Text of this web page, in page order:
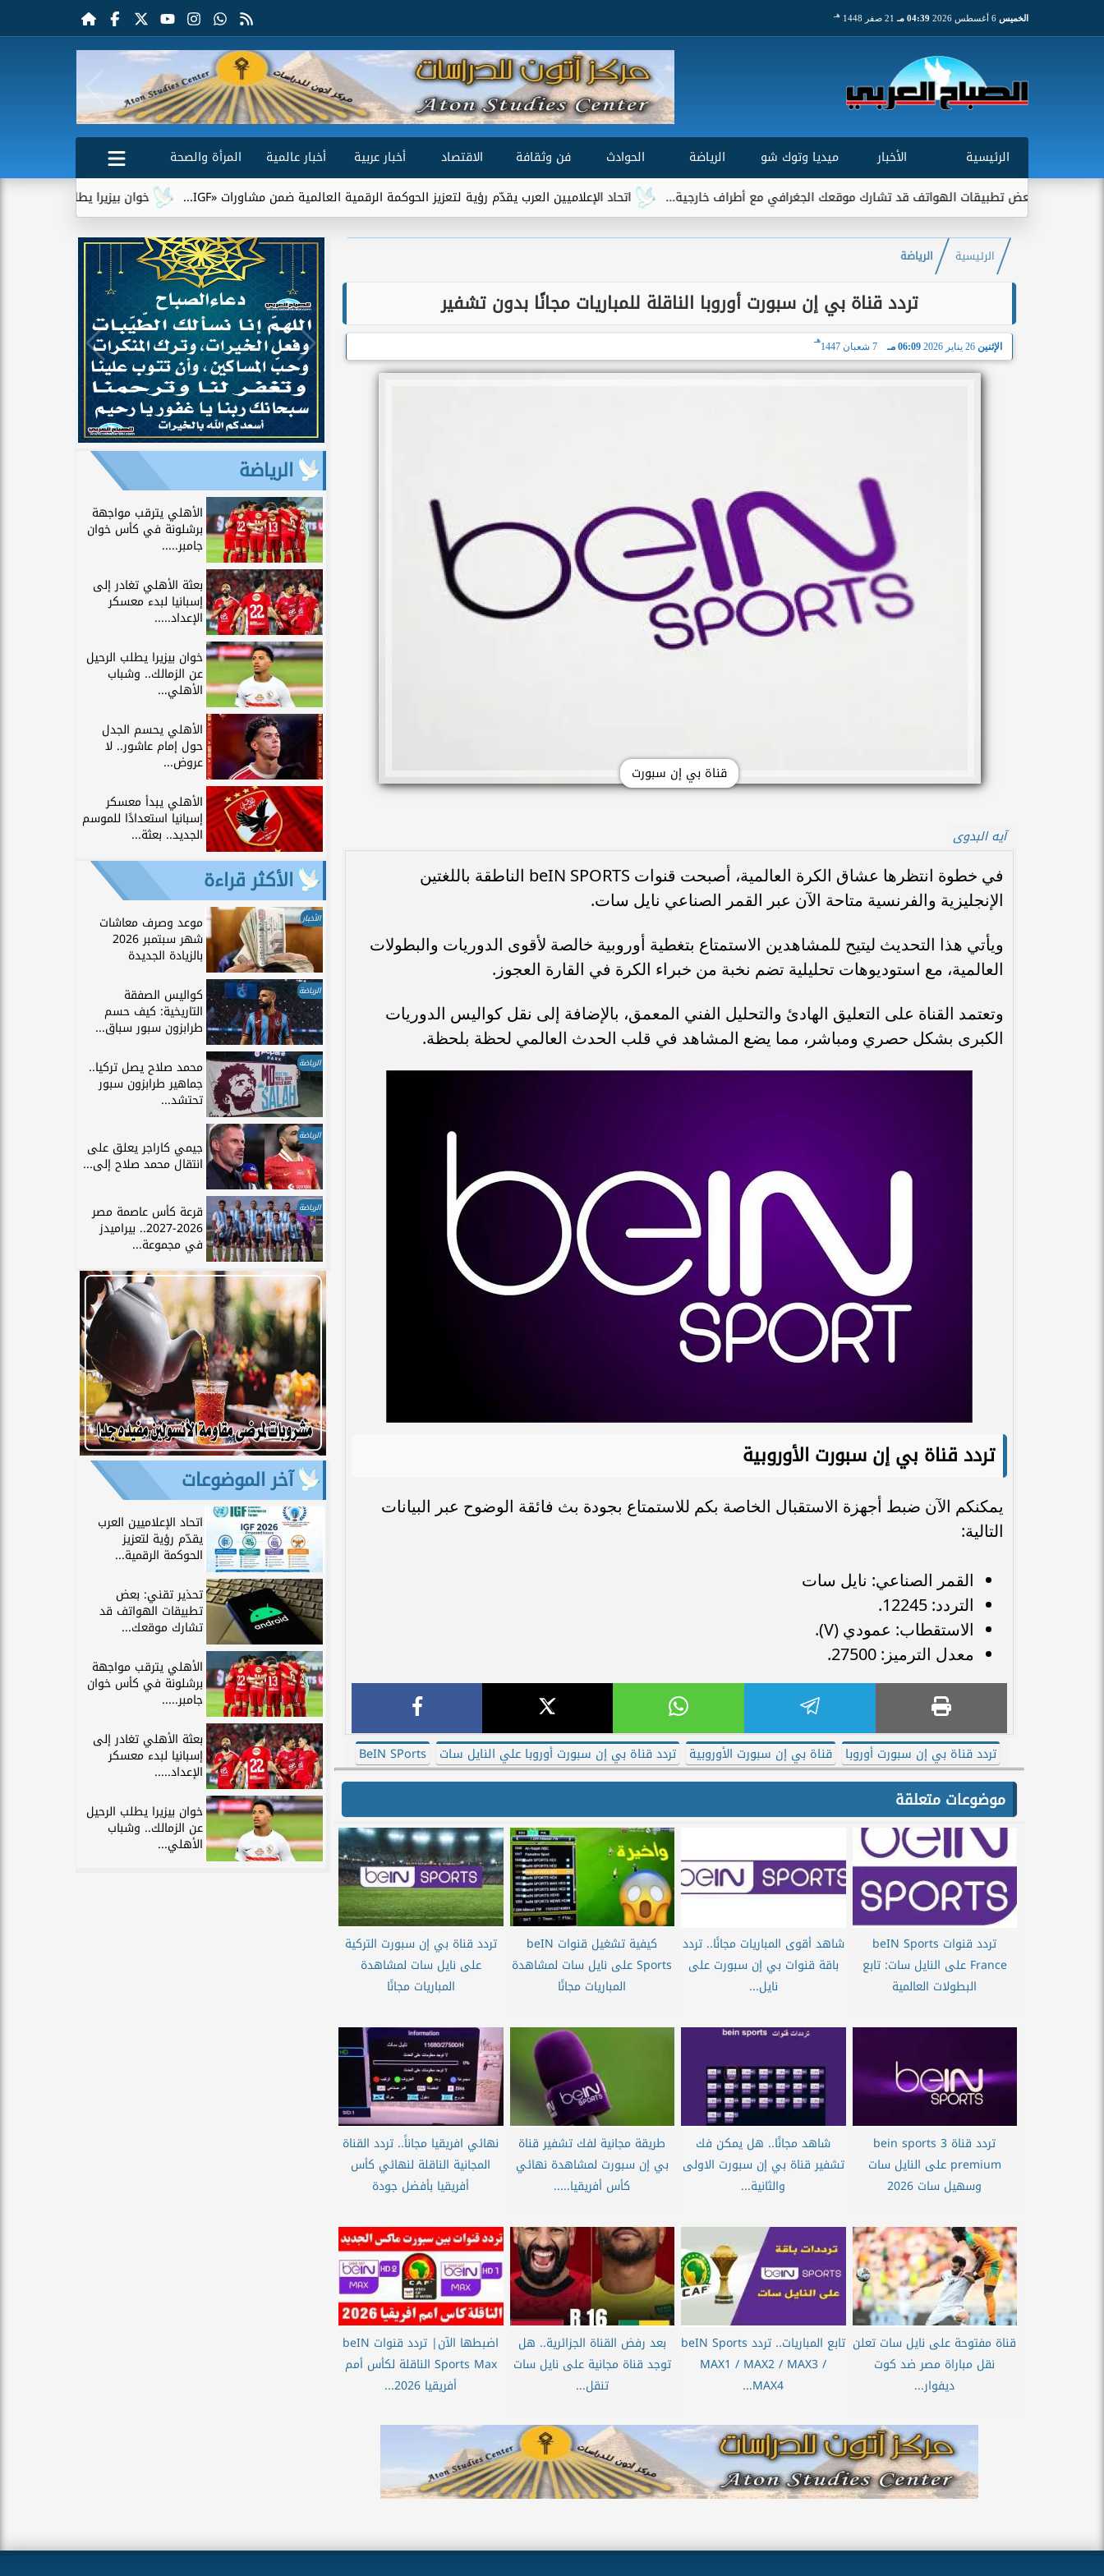
الخميس 04:39 مـ 21 صفر 1448 هـ
الرئيسية الأخبار ميديا وتوك شو الرياضة الحوادث فن وثقافة الاقتصاد أخبار عربية أخبار عالمية
المرأة والصحة
خوان بيزيرا يطلب الرحيل عن الزمالك..
اتحاد الإعلاميين العرب يقدّم رؤية لتعزيز الحوكمة الرقمية العالمية ضمن مشاورات «IGF... بعض تطبيقات الهواتف قد تشارك موقعك الجغرافي مع أطراف خارجية...
الرئيسية الرياضة
تردد قناة بي إن سبورت أوروبا الناقلة للمباريات مجانًا بدون تشفير
الإثنين 26 يناير 2026 06:09 مـ 7 شعبان 1447
هـ
قناة بي إن سبورت
آيه البدوى
في خطوة انتظرها عشاق الكرة العالمية، أصبحت قنوات beIN SPORTS الناطقة باللغتين
الإنجليزية والفرنسية متاحة الآن عبر القمر الصناعي نايل سات.
ويأتي هذا التحديث ليتيح للمشاهدين الاستمتاع بتغطية أوروبية خالصة لأقوى الدوريات والبطولات
العالمية، مع استوديوهات تحليلية تضم نخبة من خبراء الكرة في القارة العجوز.
وتعتمد القناة على التعليق الهادئ والتحليل الفني المعمق، بالإضافة إلى نقل كواليس الدوريات
الكبرى بشكل حصري ومباشر، مما يضع المشاهد في قلب الحدث العالمي لحظة بلحظة.
​تردد قناة بي إن سبورت الأوروبية
​يمكنكم الآن ضبط أجهزة الاستقبال الخاصة بكم للاستمتاع بجودة بث فائقة الوضوح عبر البيانات
التالية:
​القمر الصناعي: نايل سات
​التردد: 12245.
​الاستقطاب: عمودي (V).
​معدل الترميز: 27500.
تردد قناة بي إن سبورت أوروبا قناة بي إن سبورت الأوروبية تردد قناة بي إن سبورت أوروبا علي النايل سات BeIN SPorts
موضوعات متعلقة
تردد قنوات beIN Sports
France على النايل سات: تابع
البطولات العالمية
شاهد أقوى المباريات مجانًا.. تردد
باقة قنوات بي إن سبورت على
نايل...
كيفية تشغيل قنوات beIN
Sports على نايل سات لمشاهدة
المباريات مجانًا
تردد قناة بي إن سبورت التركية
على نايل سات لمشاهدة
المباريات مجانًا
تردد قناة bein sports 3
premium على النايل سات
وسهيل سات 2026
شاهد مجانًا.. هل يمكن فك
تشفير قناة بي إن سبورت الاولى
والثانية...
طريقة مجانية لفك تشفير قناة
بي إن سبورت لمشاهدة نهائي
كأس أفريقيا.....
نهائي افريقيا مجاناً.. تردد القناة
المجانية الناقلة لنهائي كأس
أفريقيا بأفضل جودة
قناة مفتوحة على نايل سات تعلن
نقل مباراة مصر ضد كوت
ديفوار...
تابع المباريات.. تردد beIN Sports
MAX1 / MAX2 / MAX3 /
MAX4...
بعد رفض القناة الجزائرية.. هل
توجد قناة مجانية على نايل سات
تنقل...
اضبطها الآن| تردد قنوات beIN
Sports Max الناقلة لكأس أمم
أفريقيا 2026...
الرياضة
الأهلي يترقب مواجهة
برشلونة في كأس خوان
جامبر.....
بعثة الأهلي تغادر إلى
إسبانيا لبدء معسكر
الإعداد.....
خوان بيزيرا يطلب الرحيل
عن الزمالك.. وشباب
الأهلي...
الأهلي يحسم الجدل
حول إمام عاشور.. لا
عروض...
الأهلي يبدأ معسكر
إسبانيا استعدادًا للموسم
الجديد.. بعثة...
الأكثر قراءة
الأخبار موعد وصرف معاشات
شهر سبتمبر 2026
بالزيادة الجديدة
الرياضة كواليس الصفقة
التاريخية: كيف حسم
طرابزون سبور سباق...
الرياضة محمد صلاح يصل تركيا..
جماهير طرابزون سبور
تحتشد...
الرياضة
جيمي كاراجر يعلق على
انتقال محمد صلاح إلى...
الرياضة قرعة كأس عاصمة مصر
2026-2027.. بيراميدز
في مجموعة...
آخر الموضوعات
اتحاد الإعلاميين العرب
يقدّم رؤية لتعزيز
الحوكمة الرقمية...
تحذير تقني: بعض
تطبيقات الهواتف قد
تشارك موقعك...
الأهلي يترقب مواجهة
برشلونة في كأس خوان
جامبر.....
بعثة الأهلي تغادر إلى
إسبانيا لبدء معسكر
الإعداد.....
خوان بيزيرا يطلب الرحيل
عن الزمالك.. وشباب
الأهلي...